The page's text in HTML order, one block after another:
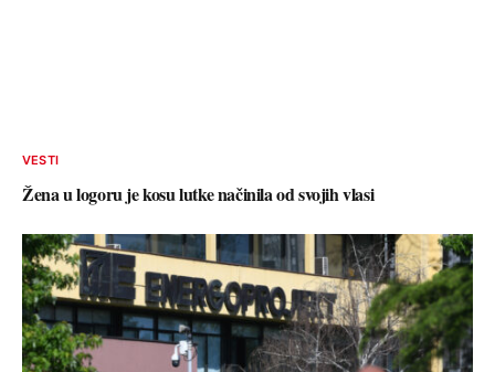
VESTI
Žena u logoru je kosu lutke načinila od svojih vlasi